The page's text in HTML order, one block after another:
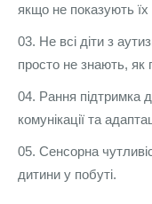
якщо не показують
Не всі діти з
просто не знають, як
Рання підтримка
комунікації та
Сенсорна
дитини у побуті.